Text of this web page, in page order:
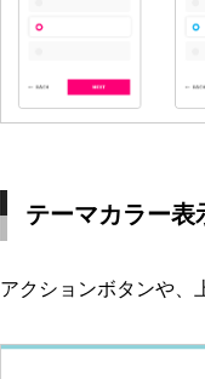
テーマカラー表
アクションボタンや、